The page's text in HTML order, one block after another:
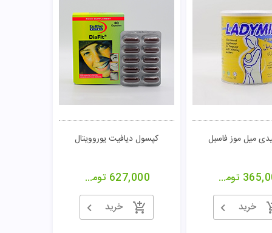
میل موز فاسبل
تومان
خرید
کپسول دیافیت یوروویتال
627,000 تومان
خرید